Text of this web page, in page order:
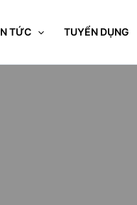
TỨC TUYỂN DỤNG